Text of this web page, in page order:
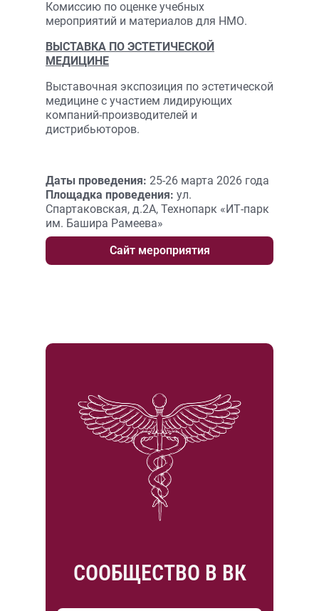
Комиссию по оценке учебных
мероприятий и материалов для НМО.
ВЫСТАВКА ПО ЭСТЕТИЧЕСКОЙ
МЕДИЦИНЕ
Выставочная экспозиция по эстетической
медицине с участием лидирующих
компаний-производителей и
дистрибьюторов.
Даты проведения: 25-26 марта 2026 года
Площадка проведения: ул.
Спартаковская, д.2А, Технопарк «ИТ-парк
им. Башира Рамеева»
Сайт мероприятия
СООБЩЕСТВО В ВК